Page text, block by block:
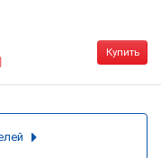
Купить